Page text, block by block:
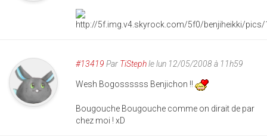
#13419 Par TiStephle lun 12/05/2008 à 11h59
Wesh Bogossssss Benjichon !!
Bougouche Bougouche comme on dirait de par
chez moi ! xD